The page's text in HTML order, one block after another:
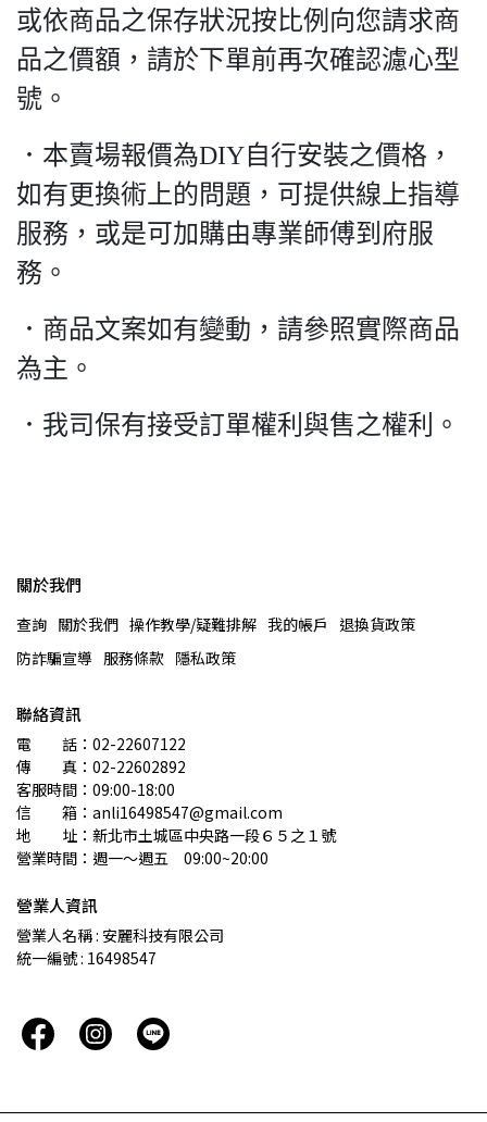
或依商品之保存狀況按比例向您請求商
品之價額，請於下單前再次確認濾心型
號。
．本賣場報價為DIY自行安裝之價格，
如有更換術上的問題，可提供線上指導
服務，或是可加購由專業師傅到府服
務。
．商品文案如有變動，請參照實際商品
為主。
．我司保有接受訂單權利與售之權利。
關於我們
查詢 關於我們 操作教學/疑難排解 我的帳戶
退換貨政策
防詐騙宣導 服務條款 隱私政策
聯絡資訊
電　　話：02-22607122
傳　　真：02-22602892
客服時間：09:00-18:00
信　　箱：anli16498547@gmail.com
地　　址：新北市土城區中央路一段６５之１號
營業時間：週一～週五　09:00~20:00
營業人資訊
營業人名稱 : 安麗科技有限公司
統一編號 : 16498547